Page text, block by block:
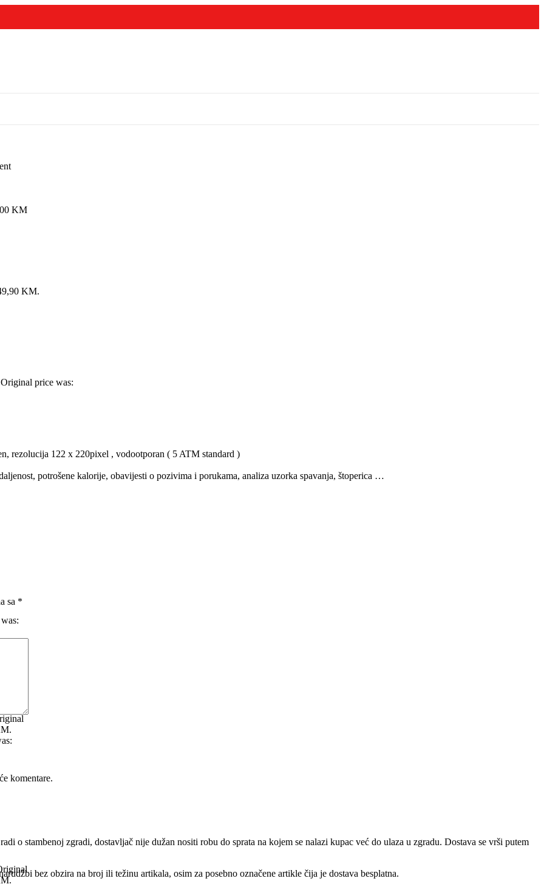
KM
Original price was:
KM.
rezolucija 122 x 220pixel , vodootporan ( 5 ATM standard )
potrošene kalorije, obavijesti o pozivima i porukama, analiza uzorka spavanja, štoperica …
sa *
komentare.
o stambenoj zgradi, dostavljač nije dužan nositi robu do sprata na kojem se nalazi kupac već do ulaza u zgradu. Dostava se vrši putem
bez obzira na broj ili težinu artikala, osim za posebno označene artikle čija je dostava besplatna.